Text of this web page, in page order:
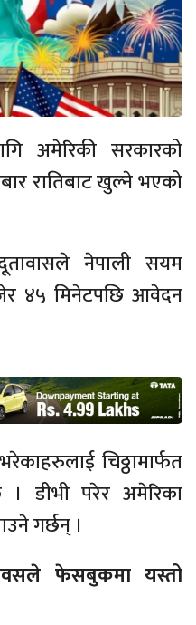
अमेरिकी सरकारको
रातिबाट खुल्ने भएको
नेपाली सयम
४५ मिनेटपछि आवेदन
चिठ्ठामार्फत
डीभी परेर अमेरिका
गर्छन् ।
फेसबुकमा यस्तो